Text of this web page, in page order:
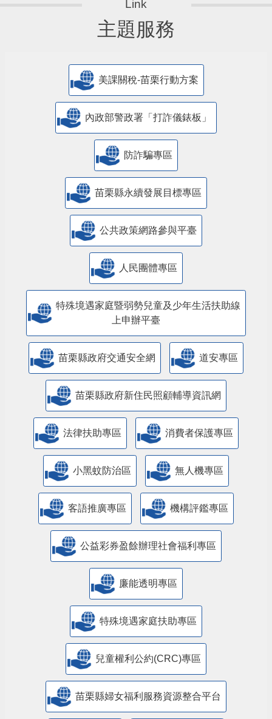
主題服務
美課關稅-苗栗行動方案
內政部警政署「打詐儀錶板」
防詐騙專區
苗栗縣永續發展目標專區
公共政策網路參與平臺
人民團體專區
特殊境遇家庭暨弱勢兒童及少年生活扶助線
上申辦平臺
苗栗縣政府交通安全網 道安專區
苗栗縣政府新住民照顧輔導資訊網
法律扶助專區 消費者保護專區
小黑蚊防治區 無人機專區
客語推廣專區 機構評鑑專區
公益彩券盈餘辦理社會福利專區
廉能透明專區
特殊境遇家庭扶助專區
兒童權利公約(CRC)專區
苗栗縣婦女福利服務資源整合平台